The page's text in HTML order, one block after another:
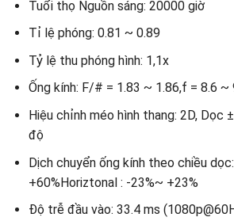
Tuổi thọ Nguồn sáng: 20000 giờ
Tỉ lệ phóng: 0.81 ~ 0.89
Tỷ lệ thu phóng hình: 1,1x
Ống kính: F/# = 1.83 ~ 1.86,f = 8.6 ~
Hiệu chỉnh méo hình thang: 2D, Dọc
độ
Dịch chuyển ống kính theo chiều
+60%Horiztonal : -23%~ +23%
Độ trễ đầu vào: 33.4 ms